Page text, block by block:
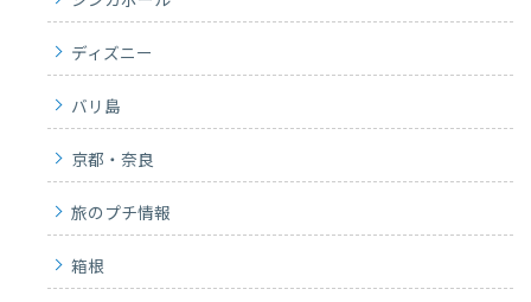
ディズニー
バリ島
京都・奈良
旅のプチ情報
箱根